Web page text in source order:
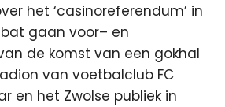
het ‘casinoreferendum’ in
gaan voor– en
de komst van een gokhal
van voetbalclub FC
en het Zwolse publiek in